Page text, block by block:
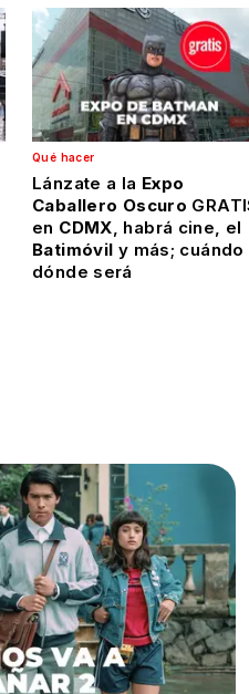
Qué hacer
Lánzate a la Expo
Caballero Oscuro
en CDMX , habrá cine, el
Batimóvil y más; cuándo
dónde será